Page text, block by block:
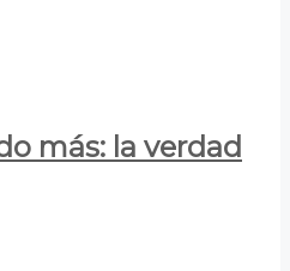
más: la verdad